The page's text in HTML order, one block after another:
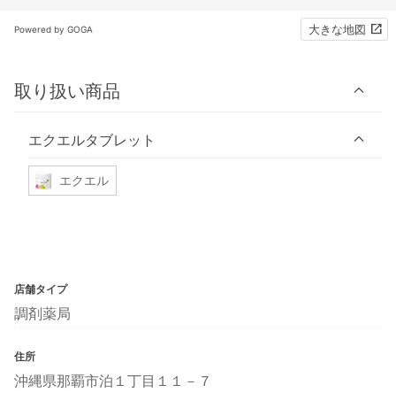
Powered by GOGA 大きな地図
取り扱い商品
エクエルタブレット
エクエル
店舗タイプ
調剤薬局
住所
沖縄県那覇市泊１丁目１１－７